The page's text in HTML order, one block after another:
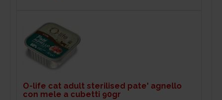
O-life cat adult sterilised pate' agnello
con mele a cubetti 90gr